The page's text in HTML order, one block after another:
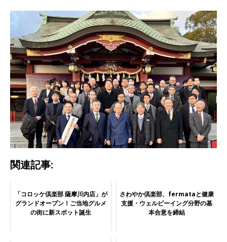
関連記事:
「コロッケ倶楽部 薩摩川内店」が
グランドオープン！ご当地グルメ
の街に新スポット誕生
さわやか倶楽部、fermataと健康
支援・ウェルビーイング分野の基
本合意を締結